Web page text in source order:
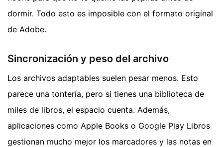
dormir. Todo esto es imposible con el formato original
de Adobe.
Sincronización y peso del archivo
Los archivos adaptables suelen pesar menos. Esto
parece una tontería, pero si tienes una biblioteca de
miles de libros, el espacio cuenta. Además,
aplicaciones como Apple Books o Google Play Libros
gestionan mucho mejor los marcadores y las notas en